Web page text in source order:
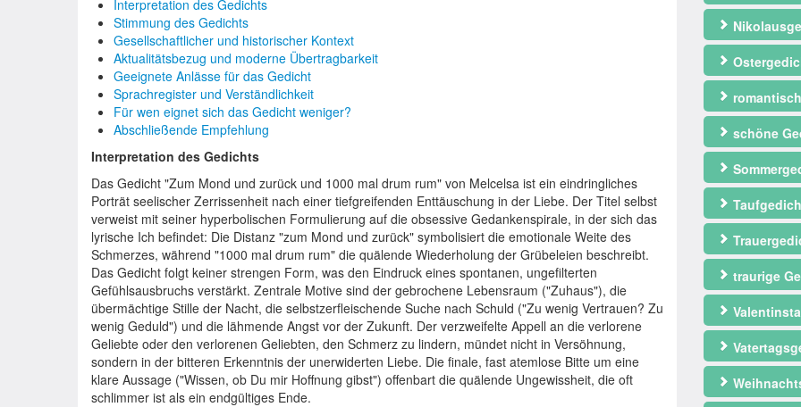
Interpretation des Gedichts
Stimmung des Gedichts
Gesellschaftlicher und historischer Kontext
Aktualitätsbezug und moderne Übertragbarkeit
Geeignete Anlässe für das Gedicht
Sprachregister und Verständlichkeit
Für wen eignet sich das Gedicht weniger?
Abschließende Empfehlung
Interpretation des Gedichts
Das Gedicht "Zum Mond und zurück und 1000 mal drum rum" von Melcelsa ist ein eindringliches
Porträt seelischer Zerrissenheit nach einer tiefgreifenden Enttäuschung in der Liebe. Der Titel selbst
verweist mit seiner hyperbolischen Formulierung auf die obsessive Gedankenspirale, in der sich das
lyrische Ich befindet: Die Distanz "zum Mond und zurück" symbolisiert die emotionale Weite des
Schmerzes, während "1000 mal drum rum" die quälende Wiederholung der Grübeleien beschreibt.
Das Gedicht folgt keiner strengen Form, was den Eindruck eines spontanen, ungefilterten
Gefühlsausbruchs verstärkt. Zentrale Motive sind der gebrochene Lebensraum ("Zuhaus"), die
übermächtige Stille der Nacht, die selbstzerfleischende Suche nach Schuld ("Zu wenig Vertrauen? Zu
wenig Geduld") und die lähmende Angst vor der Zukunft. Der verzweifelte Appell an die verlorene
Geliebte oder den verlorenen Geliebten, den Schmerz zu lindern, mündet nicht in Versöhnung,
sondern in der bitteren Erkenntnis der unerwiderten Liebe. Die finale, fast atemlose Bitte um eine
klare Aussage ("Wissen, ob Du mir Hoffnung gibst") offenbart die quälende Ungewissheit, die oft
schlimmer ist als ein endgültiges Ende.
schöne
traurige